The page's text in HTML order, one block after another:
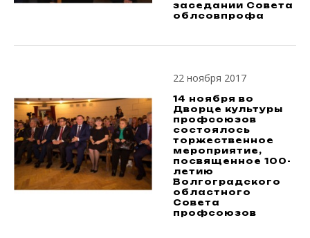
заседании Совета
облсовпрофа
22 ноября 2017
14 ноября во
Дворце культуры
профсоюзов
состоялось
торжественное
мероприятие,
посвященное 100-
летию
Волгоградского
областного
Совета
профсоюзов